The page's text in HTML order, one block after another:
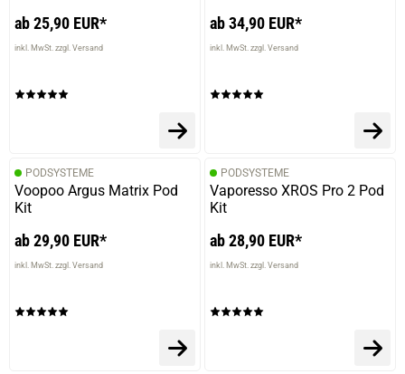
ab 25,90 EUR*
inkl. MwSt. zzgl. Versand
ab 34,90 EUR*
inkl. MwSt. zzgl. Versand
PODSYSTEME
Voopoo Argus Matrix Pod
Kit
ab 29,90 EUR*
inkl. MwSt. zzgl. Versand
PODSYSTEME
Vaporesso XROS Pro 2 Pod
Kit
ab 28,90 EUR*
inkl. MwSt. zzgl. Versand